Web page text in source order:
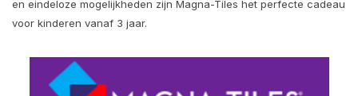
en eindeloze mogelijkheden zijn Magna-Tiles het perfecte cadeau
voor kinderen vanaf 3 jaar.